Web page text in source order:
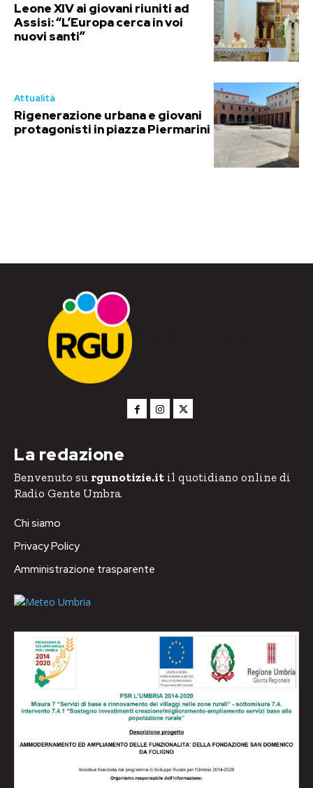
Leone XIV ai giovani riuniti ad
Assisi: “L’Europa cerca in voi
nuovi santi”
Attualità
Rigenerazione urbana e giovani
protagonisti in piazza Piermarini
RGU Notizie
La redazione
Benvenuto su rgunotizie.it il quotidiano online di
Radio Gente Umbra.
Chi siamo
Privacy Policy
Amministrazione trasparente